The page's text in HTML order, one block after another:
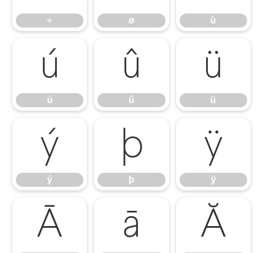
÷ ø ù
ú
ú
û
û
ü
ü
ý
ý
þ
þ
ÿ
ÿ
Ā ā Ă